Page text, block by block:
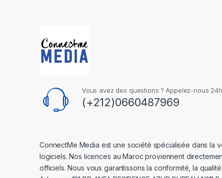
Vous avez des questions ? Appelez-nous
(+212)0660487969
ConnectMe Media est une société spécialisée dans la
logiciels. Nos licences au Maroc proviennent
officiels. Nous vous garantissons la conformité, la qualité.